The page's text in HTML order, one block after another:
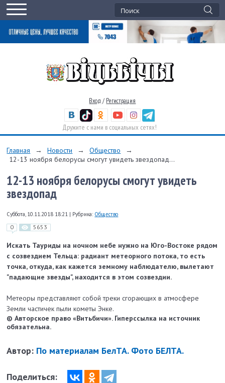
Вход / Регистрация
Дружите с нами в социальных сетях!
Главная → Новости → Общество
→
12-13 ноября белорусы смогут увидеть звездопад...
12-13 ноября белорусы смогут увидеть
звездопад
Суббота, 10.11.2018 18:21 | Рубрика: Общество
0 5653
Искать Тауриды на ночном небе нужно на Юго-Востоке рядом
с созвездием Тельца: радиант метеорного потока, то есть
точка, откуда, как кажется земному наблюдателю, вылетают
"падающие звезды", находится в этом созвездии.
Метеоры представляют собой треки сгорающих в атмосфере
Земли частичек пыли кометы Энке.
© Авторское право «Витьбичи». Гиперссылка на источник
обязательна.
Автор: По материалам БелТА. Фото БЕЛТА.
Поделиться: